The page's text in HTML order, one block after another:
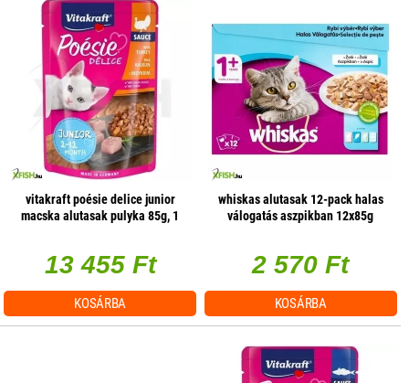
vitakraft poésie delice junior
macska alutasak pulyka 85g, 1
13 455 Ft
KOSÁRBA
whiskas alutasak 12-pack halas
válogatás aszpikban 12x85g
2 570 Ft
KOSÁRBA